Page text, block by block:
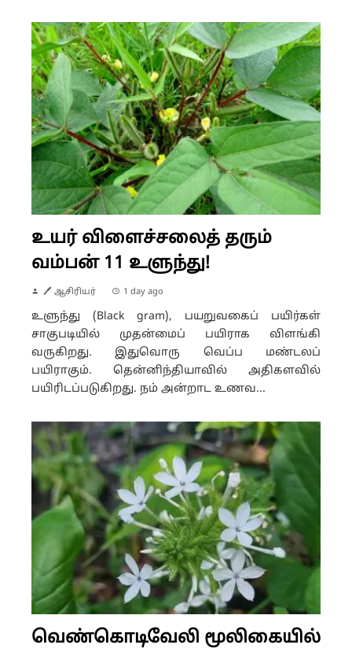
உயர் விளைச்சலைத் தரும்
வம்பன் 11 உளுந்து!
🖊 ஆசிரியர் 1 day ago
உளுந்து (Black gram), பயறுவகைப் பயிர்கள்
சாகுபடியில் முதன்மைப் பயிராக விளங்கி
வருகிறது. இதுவொரு வெப்ப மண்டலப்
பயிராகும். தென்னிந்தியாவில் அதிகளவில்
பயிரிடப்படுகிறது. நம் அன்றாட உணவ...
வெண்கொடிவேலி மூலிகையில்